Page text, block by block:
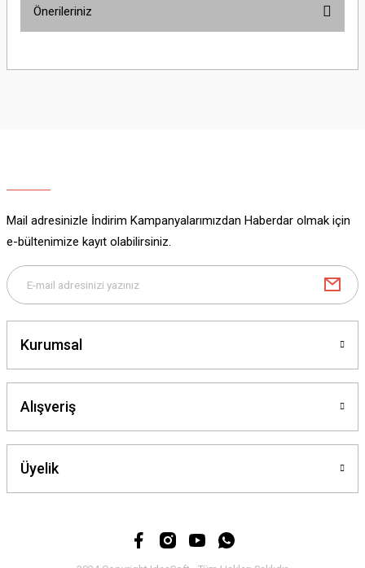
Önerileriniz
yetersiz gördüğünüz noktaları öneri formunu kullanarak tarafımıza
Bu ürüne benzer farklı alternatifler olmalı.
Mail adresinizle İndirim Kampanyalarımızdan Haberdar olmak için
e-bültenimize kayıt olabilirsiniz.
Kurumsal
Alışveriş
Üyelik